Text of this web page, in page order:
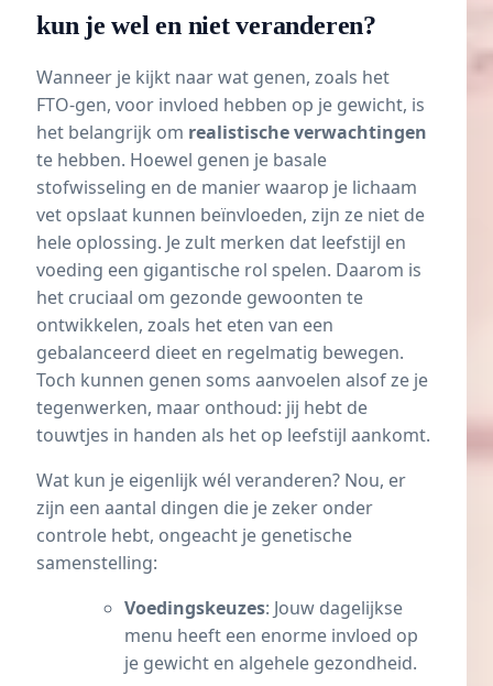
kun je wel en niet veranderen?
Wanneer je kijkt naar wat genen, zoals het
FTO-gen, voor invloed hebben op je gewicht, is
het belangrijk om realistische verwachtingen
te hebben. Hoewel genen je basale
stofwisseling en de manier waarop je lichaam
vet opslaat kunnen beïnvloeden, zijn ze niet de
hele oplossing. Je zult merken dat leefstijl en
voeding een gigantische rol spelen. Daarom is
het cruciaal om gezonde gewoonten te
ontwikkelen, zoals het eten van een
gebalanceerd dieet en regelmatig bewegen.
Toch kunnen genen soms aanvoelen alsof ze je
tegenwerken, maar onthoud: jij hebt de
touwtjes in handen als het op leefstijl aankomt.
Wat kun je eigenlijk wél veranderen? Nou, er
zijn een aantal dingen die je zeker onder
controle hebt, ongeacht je genetische
samenstelling:
Voedingskeuzes: Jouw dagelijkse
menu heeft een enorme invloed op
je gewicht en algehele gezondheid.